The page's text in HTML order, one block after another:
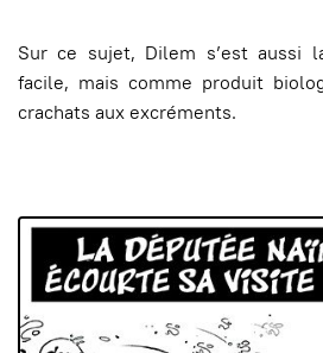
Sur ce sujet, Dilem s’est aussi
facile, mais comme produit
crachats aux excréments.